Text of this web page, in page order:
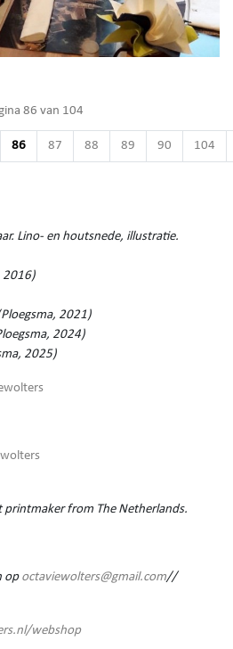
86 van 104
86 87 88 89 90 104
Lino- en houtsnede, illustratie.
2016)
(Ploegsma, 2021)
2024)
2025)
from The Netherlands.
op octaviewolters@gmail.com//
webshop